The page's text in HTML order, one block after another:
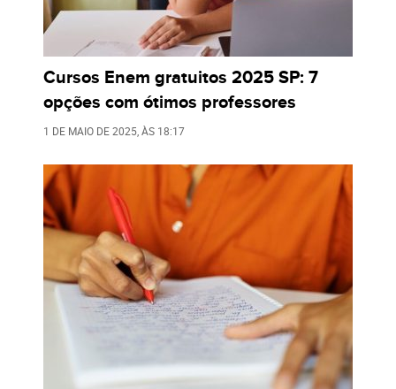
Cursos Enem gratuitos 2025 SP: 7
opções com ótimos professores
1 DE MAIO DE 2025 , ÀS 18:17